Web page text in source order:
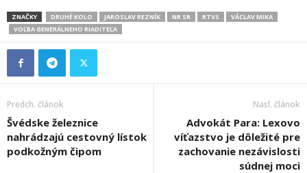
ZNAČKY DRUHÉ KOLO JAROSLAV REZNÍK NR SR RTVS
VÁCLAV MIKA
VOĽBA GENERÁLNEHO RIADITEĽA
Predch. článok
Švédske železnice
nahrádzajú cestovný lístok
podkožným čipom
Nasl. článok
Advokát Para: Lexovo
víťazstvo je dôležité pre
zachovanie nezávislosti
súdnej moci